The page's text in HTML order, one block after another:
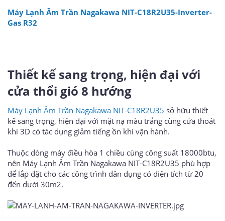
Máy Lạnh Âm Trần Nagakawa NIT-C18R2U35-Inverter-
Gas R32
Thiết kế sang trọng, hiện đại với
cửa thổi gió 8 hướng
Máy Lạnh Âm Trần Nagakawa NIT-C18R2U35 sở hữu thiết
kế sang trọng, hiện đại với mặt nạ màu trắng cùng cửa thoát
khi 3D có tác dụng giảm tiếng ồn khi vận hành.
Thuộc dòng máy điều hòa 1 chiều cùng công suất 18000btu,
nên Máy Lạnh Âm Trần Nagakawa NIT-C18R2U35 phù hợp
để lắp đặt cho các công trình dân dụng có diện tích từ 20
đến dưới 30m2.